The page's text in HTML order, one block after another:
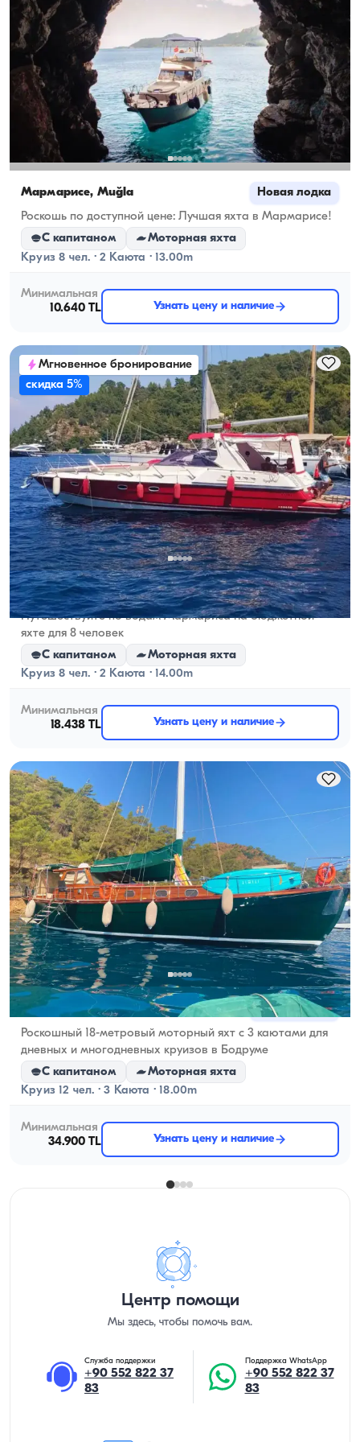
Мармарисе, Muğla Новая лодка
Роскошь по доступной цене: Лучшая яхта в Мармарисе!
С капитаном
Моторная яхта
Круиз 8 чел. · 2 Каюта · 13.00m
Минимальная
10.640 TL
Узнать цену и наличие
Мгновенное бронирование
скидка 5%
Мармарисе, Muğla Новая лодка
Путешествуйте по водам Мармариса на бюджетной
яхте для 8 человек
С капитаном
Моторная яхта
Круиз 8 чел. · 2 Каюта · 14.00m
Минимальная
18.438 TL
Узнать цену и наличие
Мармарисе, Muğla Новая лодка
Роскошный 18-метровый моторный яхт с 3 каютами для
дневных и многодневных круизов в Бодруме
С капитаном
Моторная яхта
Круиз 12 чел. · 3 Каюта · 18.00m
Минимальная
34.900 TL
Узнать цену и наличие
Центр помощи
Мы здесь, чтобы помочь вам.
Служба поддержки
+90 552 822 37
83
Поддержка WhatsApp
+90 552 822 37
83